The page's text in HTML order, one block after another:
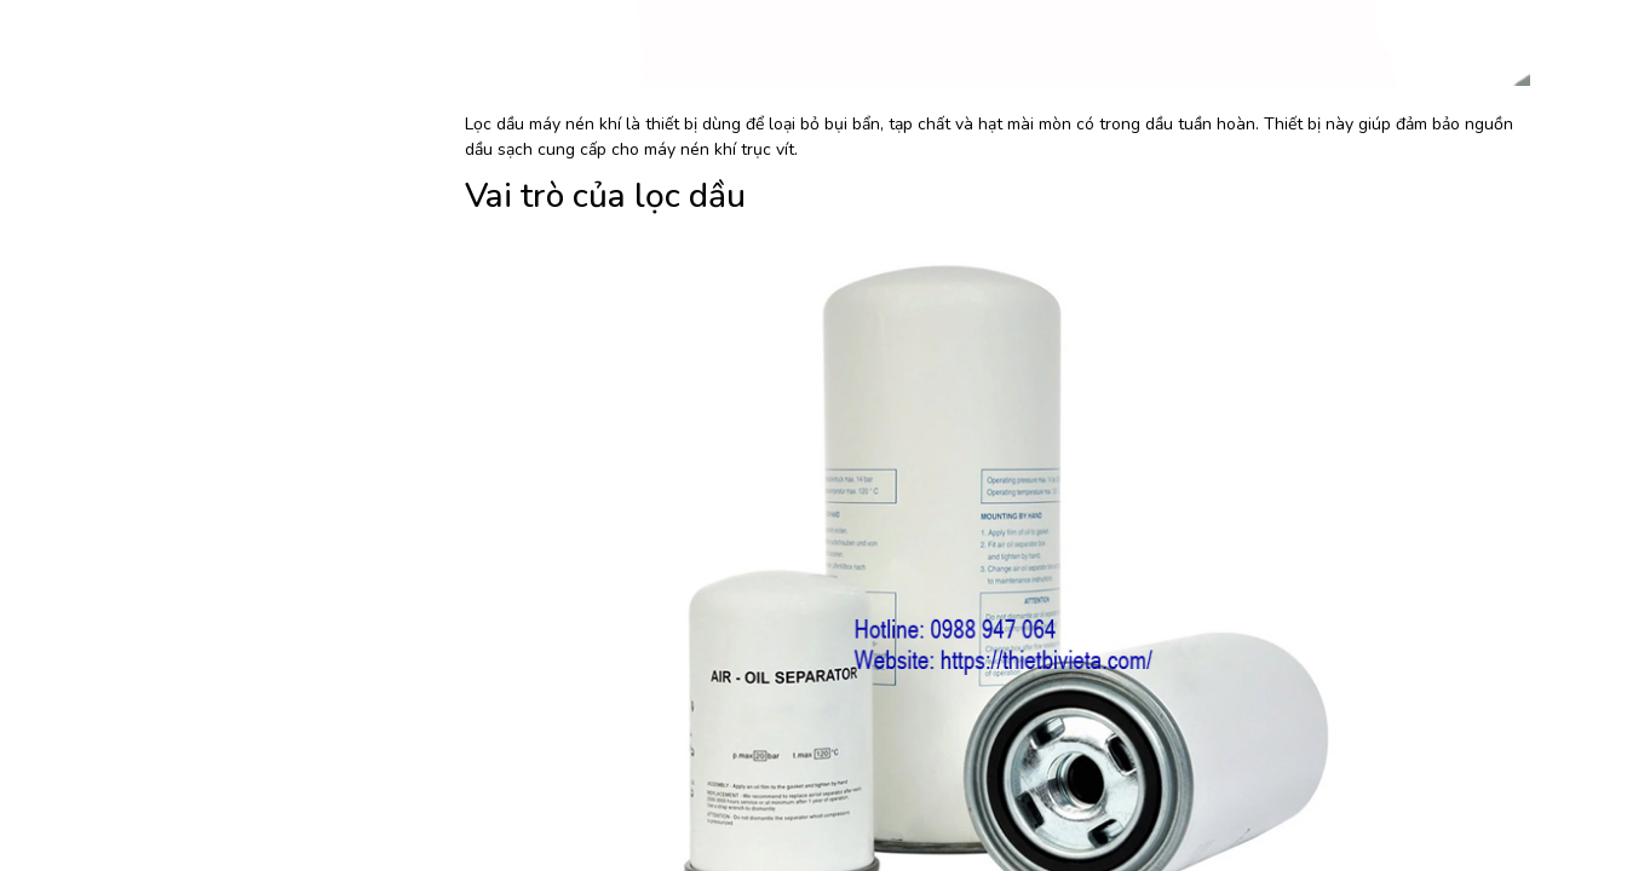
Lọc dầu máy nén khí là thiết bị dùng để loại bỏ bụi bẩn, tạp chất và hạt mài mòn có trong dầu tuần hoàn. Thiết bị này giúp đảm bảo nguồn
dầu sạch cung cấp cho máy nén khí trục vít.
Vai trò của lọc dầu